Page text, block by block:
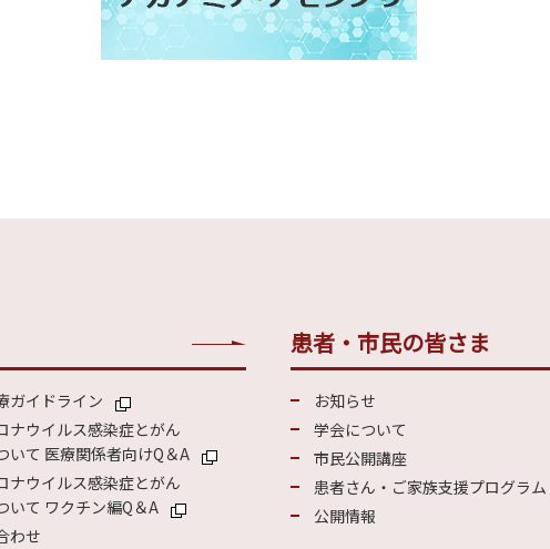
ガイドライン
ナウイルス感染症とがん
いて 医療関係者向けQ＆A
ナウイルス感染症とがん
いて ワクチン編Q＆A
わせ
患者・市民の皆さま
お知らせ
学会について
市民公開講座
患者さん・ご家族支援プログラム
公開情報